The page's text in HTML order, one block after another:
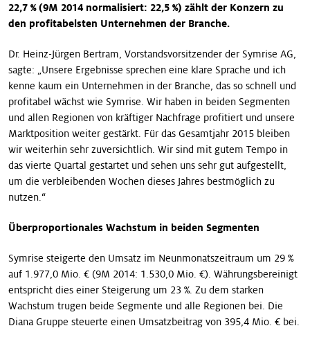
22,7 % (9M 2014 normalisiert: 22,5 %) zählt der Konzern zu
den profitabelsten Unternehmen der Branche.
Dr. Heinz-Jürgen Bertram, Vorstandsvorsitzender der Symrise AG,
sagte: „Unsere Ergebnisse sprechen eine klare Sprache und ich
kenne kaum ein Unternehmen in der Branche, das so schnell und
profitabel wächst wie Symrise. Wir haben in beiden Segmenten
und allen Regionen von kräftiger Nachfrage profitiert und unsere
Marktposition weiter gestärkt. Für das Gesamtjahr 2015 bleiben
wir weiterhin sehr zuversichtlich. Wir sind mit gutem Tempo in
das vierte Quartal gestartet und sehen uns sehr gut aufgestellt,
um die verbleibenden Wochen dieses Jahres bestmöglich zu
nutzen.“
Überproportionales Wachstum in beiden Segmenten
Symrise steigerte den Umsatz im Neunmonatszeitraum um 29 %
auf 1.977,0 Mio. € (9M 2014: 1.530,0 Mio. €). Währungsbereinigt
entspricht dies einer Steigerung um 23 %. Zu dem starken
Wachstum trugen beide Segmente und alle Regionen bei. Die
Diana Gruppe steuerte einen Umsatzbeitrag von 395,4 Mio. € bei.